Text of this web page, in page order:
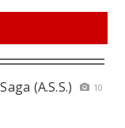
(A.S.S.)
10